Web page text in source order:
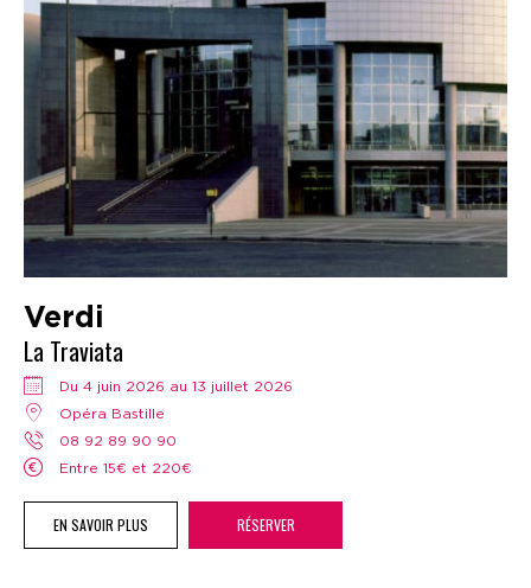
Verdi
La Traviata
Du 4 juin 2026 au 13 juillet 2026
Opéra Bastille
08 92 89 90 90
Entre 15€ et 220€
EN SAVOIR PLUS RÉSERVER